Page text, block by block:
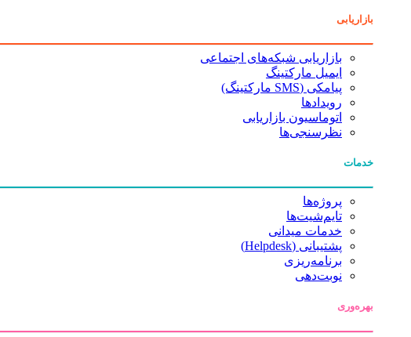
بازاریابی
بازاریابی شبکه‌های اجتماعی
ایمیل مارکتینگ
پیامکی (SMS مارکتینگ)
رویدادها
اتوماسیون بازاریابی
نظرسنجی‌ها
خدمات
پروژه‌ها
تایم‌شیت‌ها
خدمات میدانی
پشتیبانی (Helpdesk)
برنامه‌ریزی
نوبت‌دهی
بهره‌وری